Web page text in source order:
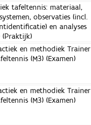
tafeltennis: materiaal,
observaties (incl.
en analyses
(Praktijk)
en methodiek Trainer
(M3) (Examen)
en methodiek Trainer
(M3) (Examen)